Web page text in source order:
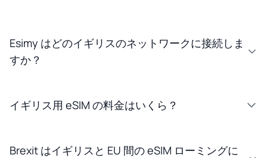
Esimy はどのイギリスのネットワークに接続しま
すか？
イギリス用 eSIM の料金はいくら？
Brexit はイギリスと EU 間の eSIM ローミングに